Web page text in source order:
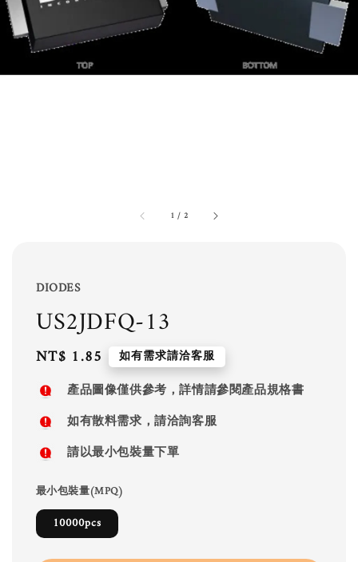
1 / 2
DIODES
US2JDFQ-13
Regular
price
NT$ 1.85 如有需求請洽客服
產品圖像僅供參考，詳情請參閱產品規格書
如有散料需求，請洽詢客服
請以最小包裝量下單
最小包裝量(MPQ)
10000pcs